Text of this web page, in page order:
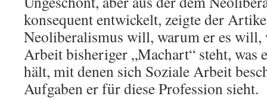
konsequent entwickelt, zeigte der
Neoliberalismus will, warum er es will,
Arbeit bisheriger „Machart“ steht, was
hält, mit denen sich Soziale Arbeit
Aufgaben er für diese Profession sieht.